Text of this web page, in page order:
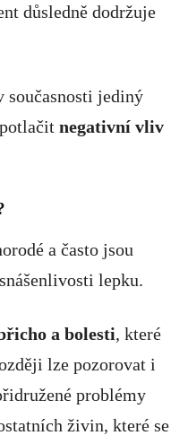
důsledně dodržuje
současnosti jediný
negativní vliv
a často jsou
lepku.
a bolesti, které
lze pozorovat i
problémy
živin, které se